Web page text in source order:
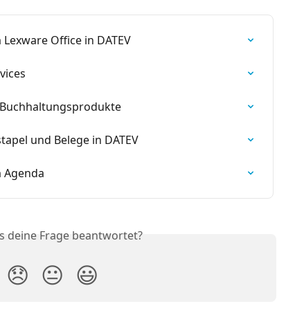
Office in DATEV
und Belege in DATEV
deine Frage beantwortet?
😞 😐 😃